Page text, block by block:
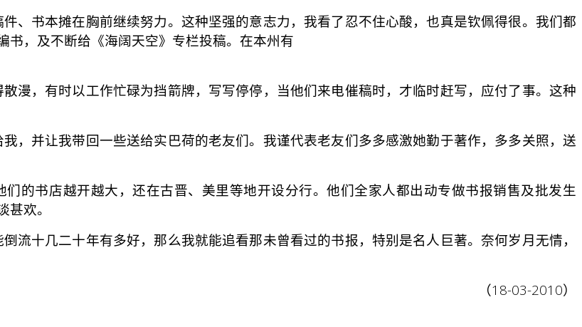
书本摊在胸前继续努力。这种坚强的意志力，我看了忍不住心酸，也真是钦佩得很。我们都
，及不断给《海阔天空》专栏投稿。在本州有
，有时以工作忙碌为挡箭牌，写写停停，当他们来电催稿时，才临时赶写，应付了事。这种
并让我带回一些送给实巴荷的老友们。我谨代表老友们多多感激她勤于著作，多多关照，送
的书店越开越大，还在古晋、美里等地开设分行。他们全家人都出动专做书报销售及批发生
欢。
十几二十年有多好，那么我就能追看那未曾看过的书报，特别是名人巨著。奈何岁月无情，
（18-03-2010）